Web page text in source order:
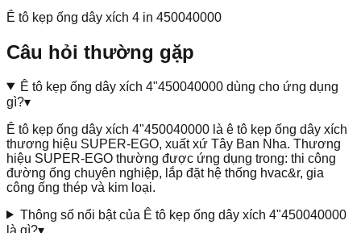
Ê tô kẹp ống dây xích 4 in 450040000
Câu hỏi thường gặp
Ê tô kẹp ống dây xích 4"450040000 dùng cho ứng dụng
gì?▾
Ê tô kẹp ống dây xích 4"450040000 là ê tô kẹp ống dây xích
thương hiệu SUPER-EGO, xuất xứ Tây Ban Nha. Thương
hiệu SUPER-EGO thường được ứng dụng trong: thi công
đường ống chuyên nghiệp, lắp đặt hệ thống hvac&r, gia
công ống thép và kim loại.
Thông số nổi bật của Ê tô kẹp ống dây xích 4"450040000
là gì?▾